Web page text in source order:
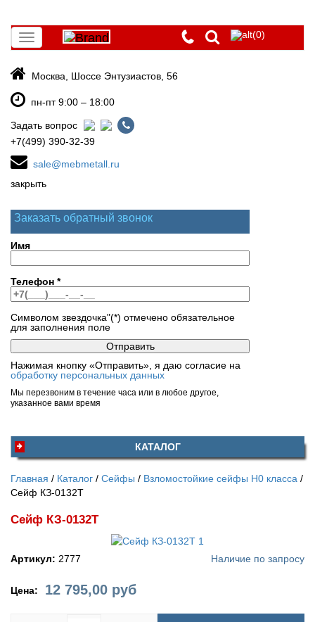
Toggle
navigation
(0)
Москва, Шоссе Энтузиастов, 56
пн-пт 9:00 – 18:00
Задать вопрос
+7(499) 390-32-39
sale@mebmetall.ru
закрыть
Заказать обратный звонок
Имя
Телефон *
Символом звездочка"(*) отмечено обязательное
для заполнения поле
Нажимая кнопку «Отправить», я даю согласие на
обработку персональных данных
Мы перезвоним в течение часа или в любое другое,
указанное вами время
КАТАЛОГ
Главная Каталог Сейфы
Взломостойкие сейфы H0 класса
Сейф КЗ-0132Т
Сейф КЗ-0132Т
Артикул: 2777 Наличие по запросу
Цена: 12 795,00 руб